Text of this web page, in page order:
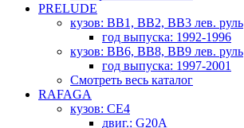
PRELUDE
кузов: BB1, BB2, BB3 лев. руль
год выпуска: 1992-1996
кузов: BB6, BB8, BB9 лев. руль
год выпуска: 1997-2001
Смотреть весь каталог
RAFAGA
кузов: CE4
двиг.: G20A